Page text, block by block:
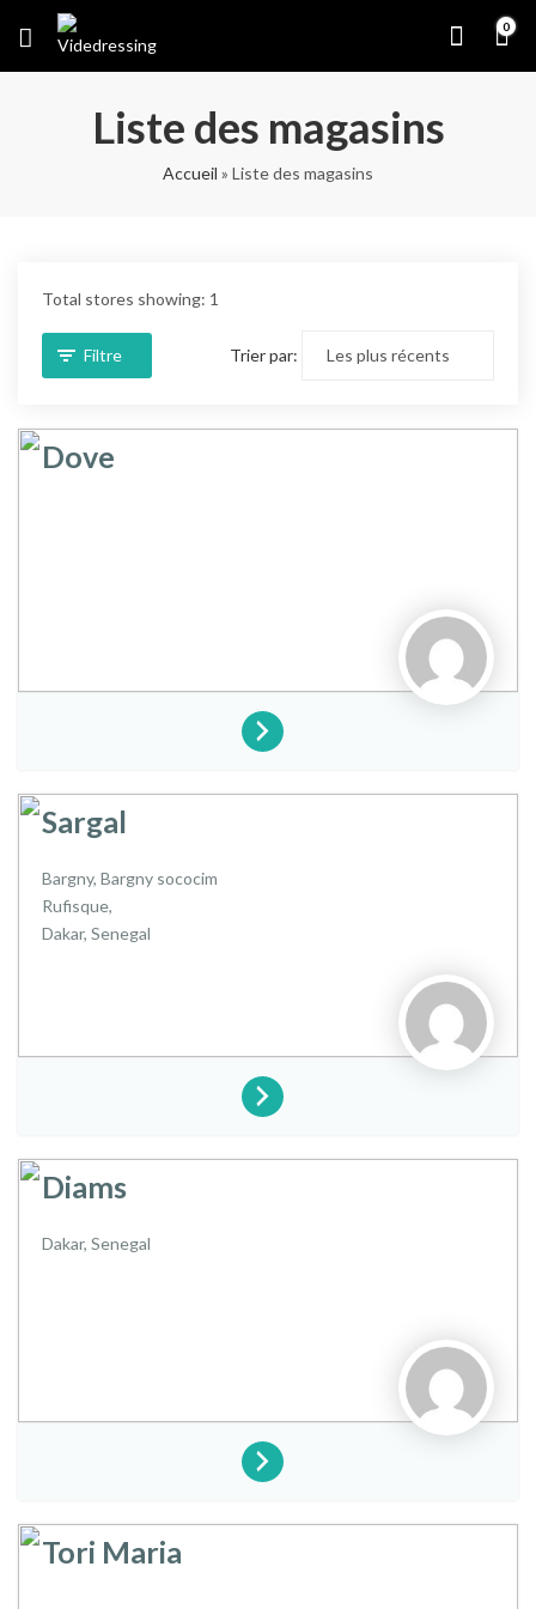
0
Liste des magasins
Accueil » Liste des magasins
Total stores showing: 1
Filtre Trier par:
Dove
Sargal
Bargny, Bargny sococim
Rufisque,
Dakar, Senegal
Diams
Dakar, Senegal
Tori Maria